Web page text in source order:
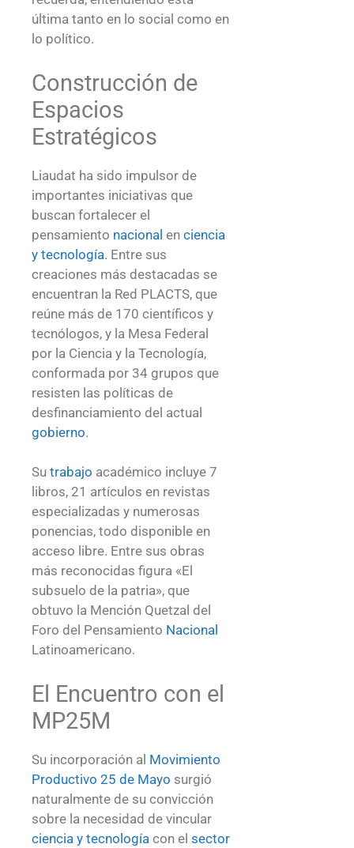
última tanto en lo social como en
lo político.
Construcción de
Espacios
Estratégicos
Liaudat ha sido impulsor de
importantes iniciativas que
buscan fortalecer el
pensamiento nacional en ciencia
y tecnología. Entre sus
creaciones más destacadas se
encuentran la Red PLACTS, que
reúne más de 170 científicos y
tecnólogos, y la Mesa Federal
por la Ciencia y la Tecnología,
conformada por 34 grupos que
resisten las políticas de
desfinanciamiento del actual
gobierno.
Su trabajo académico incluye 7
libros, 21 artículos en revistas
especializadas y numerosas
ponencias, todo disponible en
acceso libre. Entre sus obras
más reconocidas figura «El
subsuelo de la patria», que
obtuvo la Mención Quetzal del
Foro del Pensamiento Nacional
Latinoamericano.
El Encuentro con el
MP25M
Su incorporación al Movimiento
Productivo 25 de Mayo surgió
naturalmente de su convicción
sobre la necesidad de vincular
ciencia y tecnología con el sector